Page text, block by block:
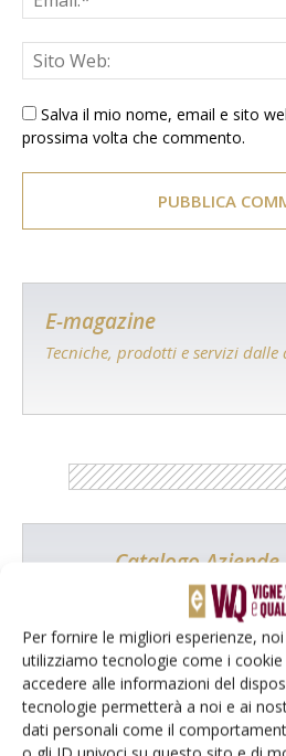
Per fornire le migliori esperienze,
utilizziamo tecnologie come i
accedere alle informazioni del
tecnologie permetterà a noi e ai
dati personali come il
Salva il mio nome, email e sito
prossima volta che commento.
E-magazine
Tecniche, prodotti e servizi dalle
Catalogo
Un modo semplice per
prodotto!
Cerca adesso